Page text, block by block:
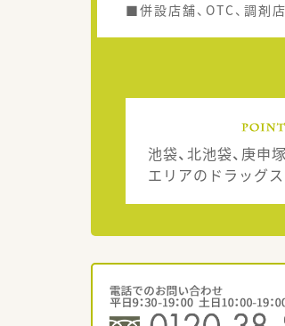
■併設店舗、OTC、調剤
池袋、北池袋、庚申
エリアのドラッグ